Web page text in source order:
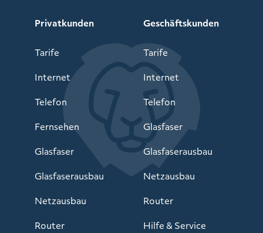
Privatkunden
Tarife
Internet
Telefon
Fernsehen
Glasfaser
Glasfaserausbau
Netzausbau
Router
Geschäftskunden
Tarife
Internet
Telefon
Glasfaser
Glasfaserausbau
Netzausbau
Router
Hilfe & Service